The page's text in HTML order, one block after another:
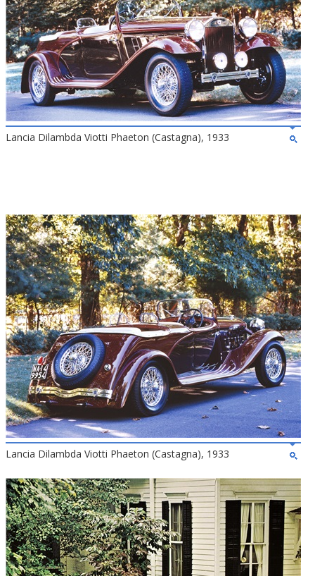
Lancia Dilambda Viotti Phaeton (Castagna), 1933
Lancia Dilambda Viotti Phaeton (Castagna), 1933